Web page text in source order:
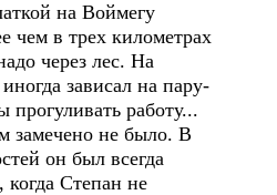
на Воймегу
чем в трех километрах
через лес. На
зависал на пару-
работу...
замечено не было. В
он был всегда
когда Степан не